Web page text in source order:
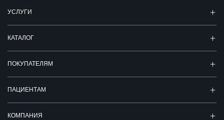
УСЛУГИ
КАТАЛОГ
ПОКУПАТЕЛЯМ
ПАЦИЕНТАМ
КОМПАНИЯ